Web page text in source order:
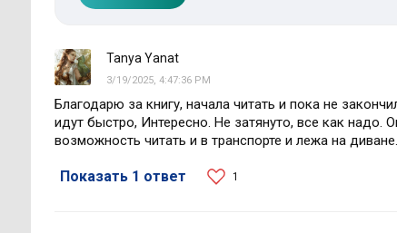
Tanya Yanat
3/19/2025, 4:47:36 PM
Благодарю за книгу, начала читать и пока не
идут быстро, Интересно. Не затянуто, все как надо.
возможность читать и в транспорте и лежа на
Показать 1 ответ 1